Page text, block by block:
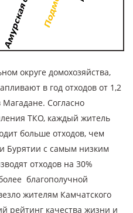
округе домохозяйства,
в год отходов от 1,2
Магадане. Согласно
ТКО, каждый житель
больше отходов, чем
Бурятии с самым низким
отходов на 30%
благополучной
жителям Камчатского
рейтинг качества жизни и